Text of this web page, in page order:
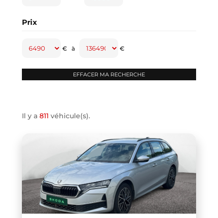
CLASSE A (1)
CLIO IV (1)
COMPASS
COOPER F67 (1)
COUPE R58 (1)
CRAFTER VAN (1)
DB11 COUPE (1)
Prix
€ à €
Il y a 811 véhicule(s).